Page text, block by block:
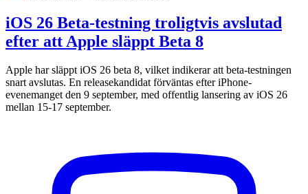
iOS 26 Beta-testning troligtvis avslutad
efter att Apple släppt Beta 8
Apple har släppt iOS 26 beta 8, vilket indikerar att beta-testningen
snart avslutas. En releasekandidat förväntas efter iPhone-
evenemanget den 9 september, med offentlig lansering av iOS 26
mellan 15-17 september.